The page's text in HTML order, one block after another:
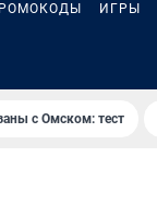
ИГРЫ
с Омском: тест